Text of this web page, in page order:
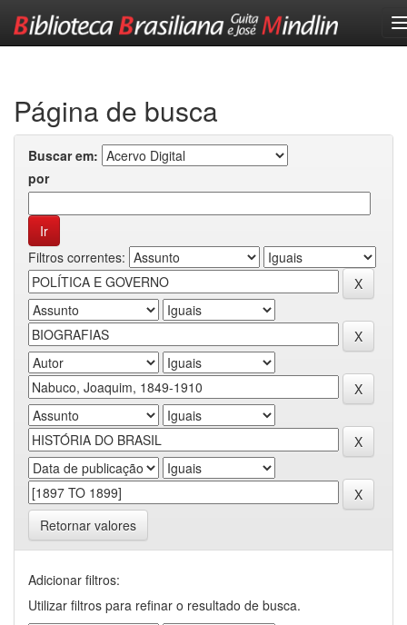
Página de busca
Buscar em:
por
Filtros correntes:
Retornar valores
Adicionar filtros:
Utilizar filtros para refinar o resultado de busca.